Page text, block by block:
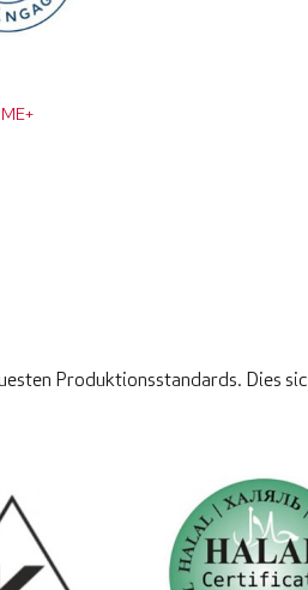
Produktionsstandards. Dies